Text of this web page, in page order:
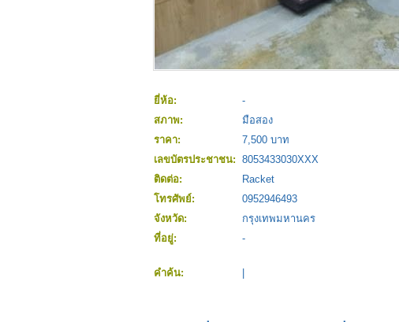
ยี่ห้อ: -
สภาพ:
มือสอง
ราคา:
7,500 บาท
เลขบัตรประชาชน: 8053433030XXX
ติดต่อ:
Racket
โทรศัพย์:
0952946493
จังหวัด:
กรุงเทพมหานคร
ที่อยู่:
-
คำค้น: